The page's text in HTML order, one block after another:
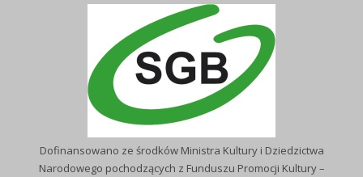
Dofinansowano ze środków Ministra Kultury i Dziedzictwa
Narodowego pochodzących z Funduszu Promocji Kultury –